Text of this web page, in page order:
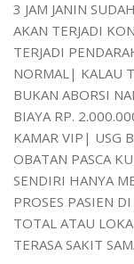
3 JAM JANIN
AKAN TERJADI
TERJADI
NORMAL| KALAU
BUKAN ABORSI
BIAYA RP.
KAMAR VIP| USG
OBATAN PASCA
SENDIRI HANYA
PROSES PASIEN
TOTAL ATAU
TERASA SAKIT